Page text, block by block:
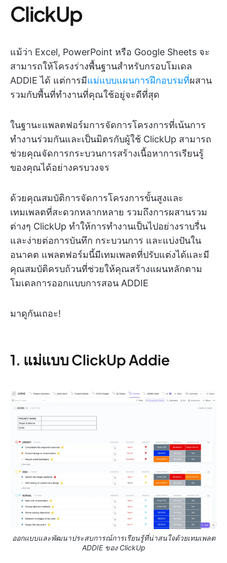
ClickUp
แม้ว่า Excel, PowerPoint หรือ Google Sheets จะ
สามารถให้โครงร่างพื้นฐานสำหรับกรอบโมเดล
ADDIE ได้ แต่การมีแม่แบบแผนการฝึกอบรมที่ผสาน
รวมกับพื้นที่ทำงานที่คุณใช้อยู่จะดีที่สุด
ในฐานะแพลตฟอร์มการจัดการโครงการที่เน้นการ
ทำงานร่วมกันและเป็นมิตรกับผู้ใช้ ClickUp สามารถ
ช่วยคุณจัดการกระบวนการสร้างเนื้อหาการเรียนรู้
ของคุณได้อย่างครบวงจร
ด้วยคุณสมบัติการจัดการโครงการขั้นสูงและ
เทมเพลตที่สะดวกหลากหลาย รวมถึงการผสานรวม
ต่างๆ ClickUp ทำให้การทำงานเป็นไปอย่างราบรื่น
และง่ายต่อการบันทึก กระบวนการ และแบ่งปันใน
อนาคต แพลตฟอร์มนี้มีเทมเพลตที่ปรับแต่งได้และมี
คุณสมบัติครบถ้วนที่ช่วยให้คุณสร้างแผนหลักตาม
โมเดลการออกแบบการสอน ADDIE
มาดูกันเถอะ!
1. แม่แบบ ClickUp Addie
ออกแบบและพัฒนาประสบการณ์การเรียนรู้ที่น่าสนใจด้วยเทมเพลต
ADDIE ของ ClickUp